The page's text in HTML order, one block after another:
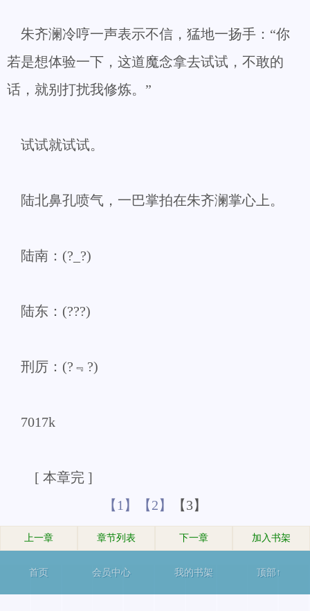
朱齐澜冷哼一声表示不信，猛地一扬手：“你
若是想体验一下，这道魔念拿去试试，不敢的
话，就别打扰我修炼。”
试试就试试。
陆北鼻孔喷气，一巴掌拍在朱齐澜掌心上。
陆南：(?_?)
陆东：(???)
刑厉：(?﹃?)
7017k
[ 本章完 ]
【1】
【2】 【3】
上一章 章节列表 下一章 加入书架
首页 会员中心 我的书架 顶部↑